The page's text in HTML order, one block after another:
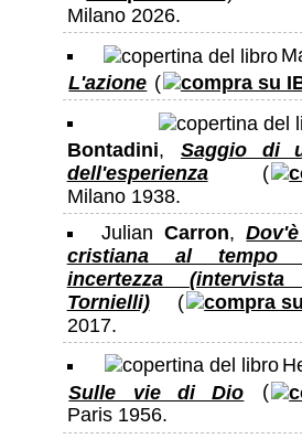
Milano 2026.
L'azione (
Bontadini, Saggio di
dell'esperienza (
Milano 1938.
Julian Carron,
cristiana al tempo
incertezza
Tornielli) (
2017.
Sulle vie di Dio
(
Paris 1956.